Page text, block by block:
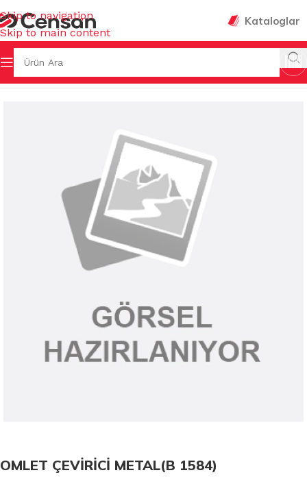
Skip to navigation
Skip to main content
Kataloglar
MUHTELİF MUTFAK EŞYALARI
OMLET ÇEVİRİCİ METAL(B 1584)